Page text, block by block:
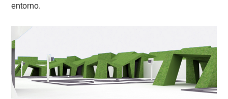
entorno.